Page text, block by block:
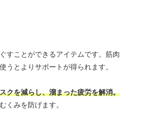
すことができるアイテムです。筋肉
うとよりサポートが得られます。
クを減らし、溜まった疲労を解消。
くみを防げます。